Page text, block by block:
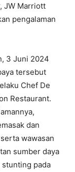
JW Marriott
pengalaman
3 Juni 2024
tersebut
Chef De
Restaurant.
dan
wawasan
sumber daya
pada